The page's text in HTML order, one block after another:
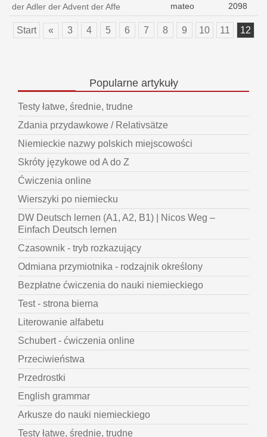
der Adler der Advent der Affe mateo 2098
Start « 3 4 5 6 7 8 9 10 11 12
Popularneartykuły
Testy łatwe, średnie, trudne
Zdania przydawkowe / Relativsätze
Niemieckie nazwy polskich miejscowości
Skróty językowe od A do Z
Ćwiczenia online
Wierszyki po niemiecku
DW Deutsch lernen (A1, A2, B1) | Nicos Weg –
Einfach Deutsch lernen
Czasownik - tryb rozkazujący
Odmiana przymiotnika - rodzajnik określony
Bezpłatne ćwiczenia do nauki niemieckiego
Test - strona bierna
Literowanie alfabetu
Schubert - ćwiczenia online
Przeciwieństwa
Przedrostki
English grammar
Arkusze do nauki niemieckiego
Testy łatwe, średnie, trudne